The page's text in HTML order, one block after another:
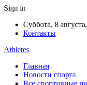
Sign in
Суббота, 8
Контакты
Athletes
Главная
Новости спорта
Все спортивные